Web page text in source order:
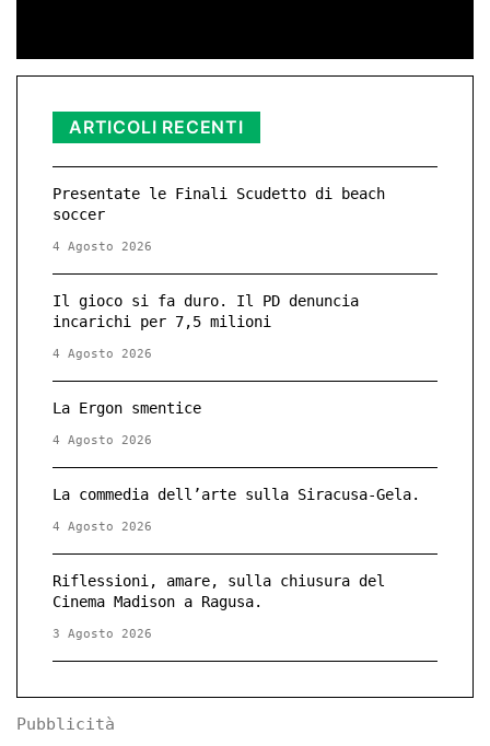
ARTICOLI RECENTI
Presentate le Finali Scudetto di beach
soccer
4 Agosto 2026
Il gioco si fa duro. Il PD denuncia
incarichi per 7,5 milioni
4 Agosto 2026
La Ergon smentice
4 Agosto 2026
La commedia dell’arte sulla Siracusa-Gela.
4 Agosto 2026
Riflessioni, amare, sulla chiusura del
Cinema Madison a Ragusa.
3 Agosto 2026
Pubblicità